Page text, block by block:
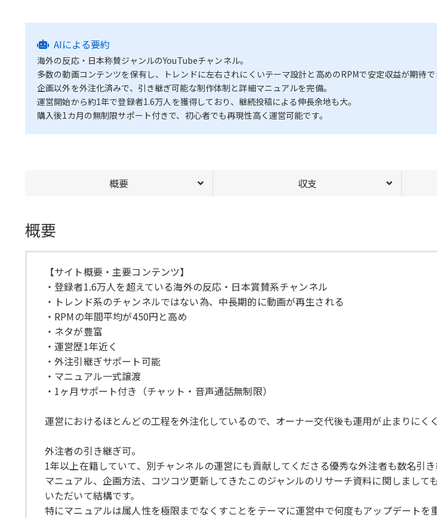
AIによる要約
海外の反応・日本称賛ジャンルのYouTubeチャンネル。
多数の動画コンテンツを保有し、トレンドに左右されにくいテーマ設計と高めのRPMで安定収益が期待で
企画以外を外注化済みで、引き継ぎ可能な制作体制と詳細マニュアルを完備。
運営開始から約1年で登録者1.6万人を獲得しており、継続投稿による伸長余地も大。
購入後1カ月の無制限サポート付きで、初心者でも再現性高く運営可能です。
概要 収支
概要
【サイト概要・主要コンテンツ】
・登録者1.6万人を超えている海外の反応・日本賞賛系チャンネル
・トレンド系のチャンネルではない為、中長期的に動画が再生される
・RPMの年間平均が450円と高め
・ネタが豊富
・運営歴1年近く
・外注引継ぎサポート可能
・マニュアル一式譲渡
・1ヶ月サポート付き（チャット・音声通話無制限）
運営におけるほとんどの工程を外注化しているので、オーナー交代後も運用が止まりにく
外注者の引き継ぎ可。
1年以上在籍していて、別チャンネルの運営にも貢献してくださる優秀な外注者も数名引き
マニュアル、企画方法、コツコツ更新してきたこのジャンルのリサーチ資料に関しまし
いただいて結構です。
特にマニュアルは属人性を極限までなくすことをテーマに運営中で何度もアップデートを